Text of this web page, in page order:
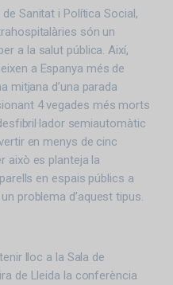
Sanitat i Política Social,
són un
a la salut pública. Així,
a Espanya més de
mitjana d’una parada
4 vegades més morts
semiautomàtic
en menys de cinc
això es planteja la
en espais públics a
problema d’aquest tipus.
lloc a la Sala de
de Lleida la conferència